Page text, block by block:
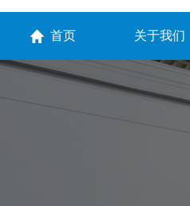
首页 关于我们